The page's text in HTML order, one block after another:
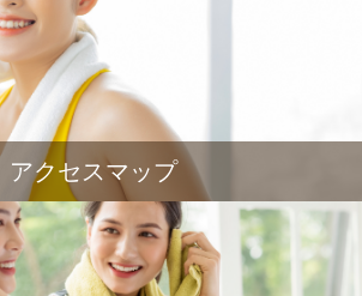
アクセスマップ